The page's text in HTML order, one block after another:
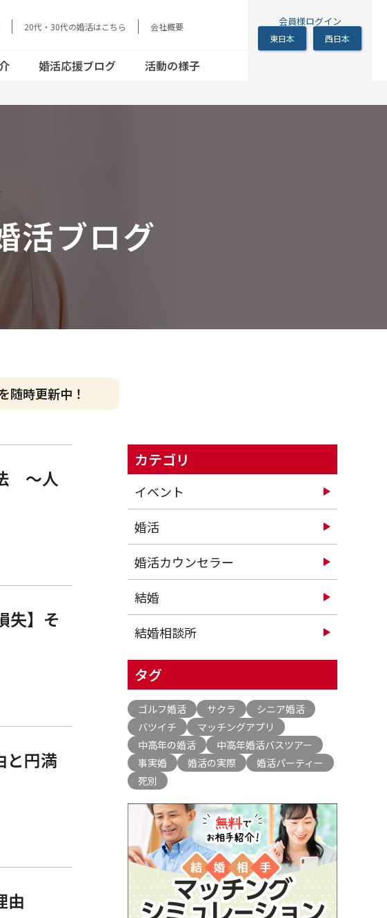
20代・30代の婚活はこちら 会社概要 会員様ログイン
東日本 西日本
婚活応援ブログ 活動の様子
活ブログ
随時更新中！
～人
失】そ
と円満
由
カテゴリ
イベント
婚活
婚活カウンセラー
結婚
結婚相談所
タグ
ゴルフ婚活 サクラ
シニア婚活
バツイチ
マッチングアプリ
中高年の婚活
中高年婚活バスツアー
事実婚
婚活の実際
婚活パーティー
死別
方